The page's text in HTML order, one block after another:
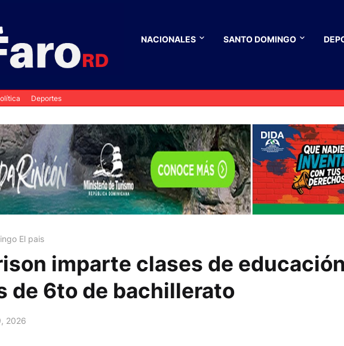
NACIONALES SANTO DOMINGO
Deportes
El pais
imparte clases de
de 6to de bachillerato
2026